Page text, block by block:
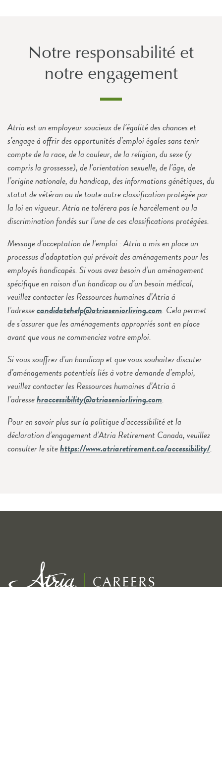
Notre responsabilité et
notre engagement
Atria est un employeur soucieux de l’égalité des chances et
s’engage à offrir des opportunités d’emploi égales sans tenir
compte de la race, de la couleur, de la religion, du sexe (y
compris la grossesse), de l’orientation sexuelle, de l’âge, de
l’origine nationale, du handicap, des informations génétiques, du
statut de vétéran ou de toute autre classification protégée par
la loi en vigueur. Atria ne tolérera pas le harcèlement ou la
discrimination fondés sur l’une de ces classifications protégées.
Message d’acceptation de l’emploi : Atria a mis en place un
processus d’adaptation qui prévoit des aménagements pour les
employés handicapés. Si vous avez besoin d’un aménagement
spécifique en raison d’un handicap ou d’un besoin médical,
veuillez contacter les Ressources humaines d’Atria à
l’adressecandidatehelp@atriaseniorliving.com. Cela permet
de s’assurer que les aménagements appropriés sont en place
avant que vous ne commenciez votre emploi.
Si vous souffrez d’un handicap et que vous souhaitez discuter
d’aménagements potentiels liés à votre demande d’emploi,
veuillez contacter les Ressources humaines d’Atria à
l’adressehraccessibility@atriaseniorliving.com.
Pour en savoir plus sur la politique d’accessibilité et la
déclaration d’engagement d’Atria Retirement Canada, veuillez
consulter le sitehttps://www.atriaretirement.ca/accessibility/.